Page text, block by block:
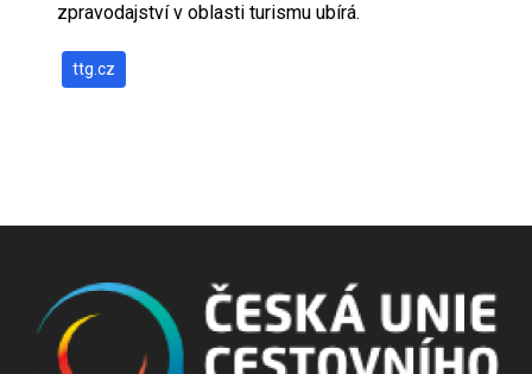
zpravodajství v oblasti turismu ubírá.
ttg.cz